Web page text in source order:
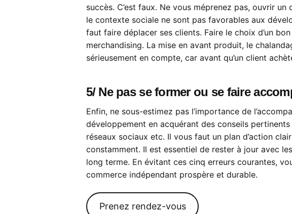
succès. C’est faux. Ne vous méprenez pas, ouvrir
le contexte sociale ne sont pas favorables aux
faut faire déplacer ses clients. Faire le choix d’un
merchandising. La mise en avant produit, le
sérieusement en compte, car avant qu’un client
5/ Ne pas se former ou se faire
Enfin, ne sous-estimez pas l’importance de
développement en acquérant des conseils
réseaux sociaux etc. Il vous faut un plan d’action
constamment. Il est essentiel de rester à jour avec
long terme. En évitant ces cinq erreurs courantes,
commerce indépendant prospère et durable.
Prenez rendez-vous